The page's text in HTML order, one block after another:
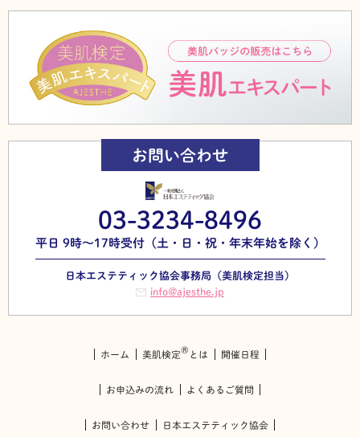
お問い合わせ
03-3234-8496
平日 9時～17時受付（土・日・祝・年末年始を除く）
日本エステティック協会事務局（美肌検定担当）
info@ajesthe.jp
ホーム 美肌検定® とは 開催日程
お申込みの流れ よくあるご質問
お問い合わせ 日本エステティック協会